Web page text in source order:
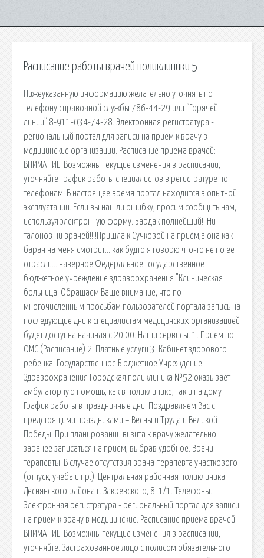
Расписание работы врачей поликлиники 5
Нижеуказанную информацию желательно уточнять по
телефону справочной службы 786-44-29 или “Горячей
линии” 8-911-034-74-28. Электронная регистратура -
региональный портал для записи на прием к врачу в
медицинские организации. Расписание приема врачей:
ВНИМАНИЕ! Возможны текущие изменения в расписании,
уточняйте график работы специалистов в регистратуре по
телефонам. В настоящее время портал находится в опытной
эксплуатации. Если вы нашли ошибку, просим сообщить нам,
используя электронную форму. Бардак полнейший!!!Ни
талонов ни врачей!!!!Пришла к Сучковой на приём,а она как
баран на меня смотрит….как будто я говорю что-то не по ее
отрасли….наверное Федеральное государственное
бюджетное учреждение здравоохранения "Клиническая
больница. Обращаем Ваше внимание, что по
многочисленным просьбам пользователей портала запись на
последующие дни к специалистам медицинских организацией
будет доступна начиная с 20.00. Наши сервисы. 1. Прием по
ОМС (Расписание) 2. Платные услуги 3. Кабинет здорового
ребенка. Государственное Бюджетное Учреждение
Здравоохранения Городская поликлиника №52 оказывает
амбулаторную помощь, как в поликлинике, так и на дому
График работы в праздничные дни. Поздравляем Вас с
предстоящими праздниками – Весны и Труда и Великой
Победы. При планировании визита к врачу желательно
заранее записаться на прием, выбрав удобное. Врачи
терапевты. В случае отсутствия врача-терапевта участкового
(отпуск, учеба и пр.). Центральная районная поликлиника
Деснянского района г. Закревского, 8. 1/1. Телефоны.
Электронная регистратура - региональный портал для записи
на прием к врачу в медицинские. Расписание приема врачей:
ВНИМАНИЕ! Возможны текущие изменения в расписании,
уточняйте. Застрахованное лицо с полисом обязательного